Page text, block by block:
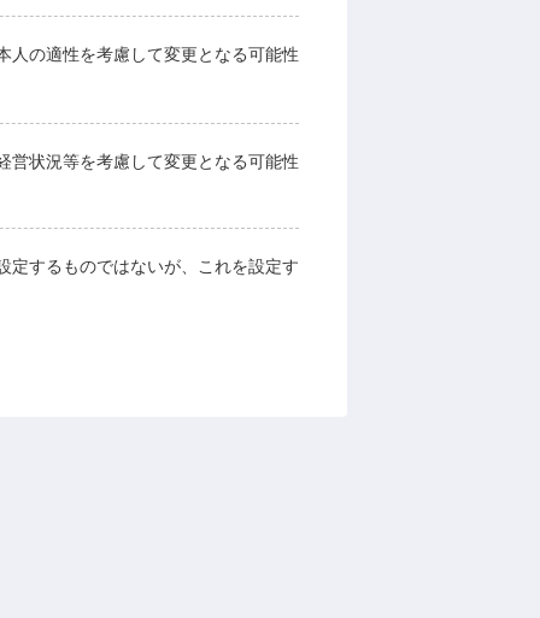
人の適性を考慮して変更となる可能性
営状況等を考慮して変更となる可能性
定するものではないが、これを設定す